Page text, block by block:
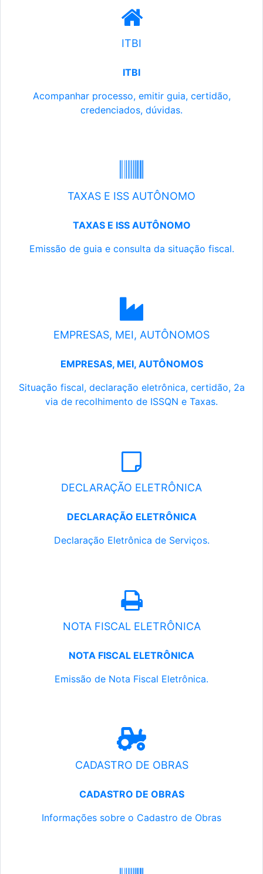
ITBI
ITBI
Acompanhar processo, emitir guia, certidão,
credenciados, dúvidas.
TAXAS E ISS AUTÔNOMO
TAXAS E ISS AUTÔNOMO
Emissão de guia e consulta da situação fiscal.
EMPRESAS, MEI, AUTÔNOMOS
EMPRESAS, MEI, AUTÔNOMOS
Situação fiscal, declaração eletrônica, certidão, 2a
via de recolhimento de ISSQN e Taxas.
DECLARAÇÃO ELETRÔNICA
DECLARAÇÃO ELETRÔNICA
Declaração Eletrônica de Serviços.
NOTA FISCAL ELETRÔNICA
NOTA FISCAL ELETRÔNICA
Emissão de Nota Fiscal Eletrônica.
CADASTRO DE OBRAS
CADASTRO DE OBRAS
Informações sobre o Cadastro de Obras